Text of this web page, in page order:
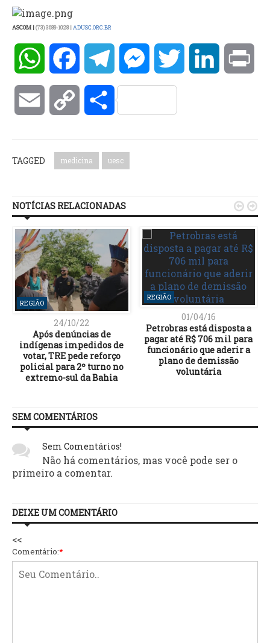
ASCOM |(73) 3689-1028 | ADUSC.ORG.BR
WhatsAppFacebookTelegramMessengerTwitter LinkedIn
Email Copy Compartilhar
TAGGED medicina uesc
NOTÍCIAS RELACIONADAS
REGIÃO
24/10/22
Após denúncias de
indígenas impedidos de
votar, TRE pede reforço
policial para 2º turno no
extremo-sul da Bahia
REGIÃO
01/04/16
Petrobras está disposta a
pagar até R$ 706 mil para
funcionário que aderir a
plano de demissão
voluntária
 
SEM COMENTÁRIOS
Sem Comentários!
Não há comentários, mas você pode ser o
primeiro a comentar.
DEIXE UM COMENTÁRIO
<<
Comentário:*